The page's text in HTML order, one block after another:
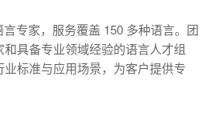
专家，服务覆盖 150 多种语言。团
具备专业领域经验的语言人才组
标准与应用场景，为客户提供专